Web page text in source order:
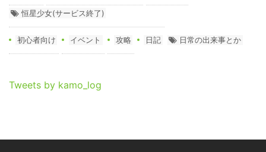
恒星少女(サービス終了)
初心者向け イベント 攻略 日記 日常の出来事とか
Tweets by kamo_log